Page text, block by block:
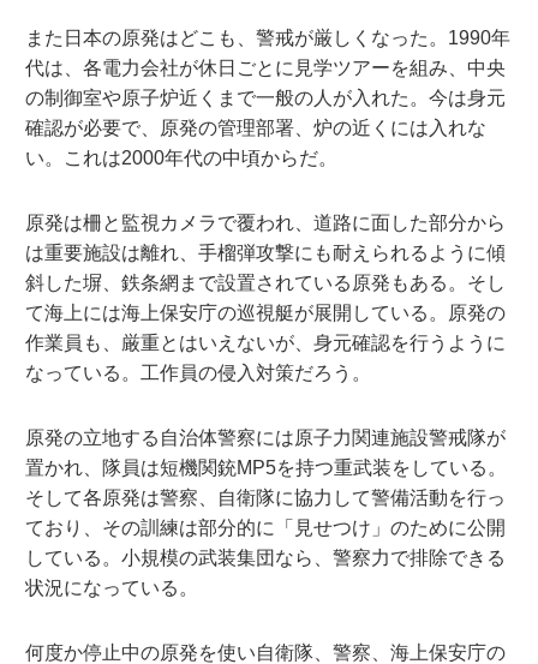
また日本の原発はどこも、警戒が厳しくなった。1990年
代は、各電力会社が休日ごとに見学ツアーを組み、中央
の制御室や原子炉近くまで一般の人が入れた。今は身元
確認が必要で、原発の管理部署、炉の近くには入れな
い。これは2000年代の中頃からだ。
原発は柵と監視カメラで覆われ、道路に面した部分から
は重要施設は離れ、手榴弾攻撃にも耐えられるように傾
斜した塀、鉄条網まで設置されている原発もある。そし
て海上には海上保安庁の巡視艇が展開している。原発の
作業員も、厳重とはいえないが、身元確認を行うように
なっている。工作員の侵入対策だろう。
原発の立地する自治体警察には原子力関連施設警戒隊が
置かれ、隊員は短機関銃MP5を持つ重武装をしている。
そして各原発は警察、自衛隊に協力して警備活動を行っ
ており、その訓練は部分的に「見せつけ」のために公開
している。小規模の武装集団なら、警察力で排除できる
状況になっている。
何度か停止中の原発を使い自衛隊、警察、海上保安庁の